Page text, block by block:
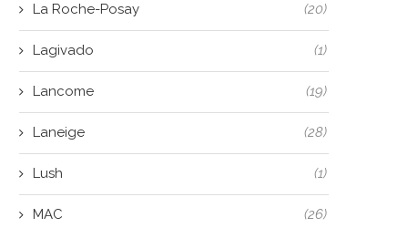
La Roche-Posay (20)
Lagivado (1)
Lancome (19)
Laneige (28)
Lush (1)
MAC (26)